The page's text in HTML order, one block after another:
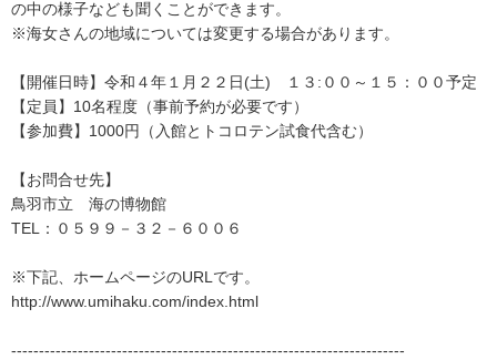
の中の様子なども聞くことができます。
※海女さんの地域については変更する場合があります。
【開催日時】令和４年１月２２日(土) １３:００～１５：００予定
【定員】10名程度（事前予約が必要です）
【参加費】1000円（入館とトコロテン試食代含む）
【お問合せ先】
鳥羽市立 海の博物館
TEL：０５９９－３２－６００６
※下記、ホームページのURLです。
http://www.umihaku.com/index.html
-----------------------------------------------------------------------